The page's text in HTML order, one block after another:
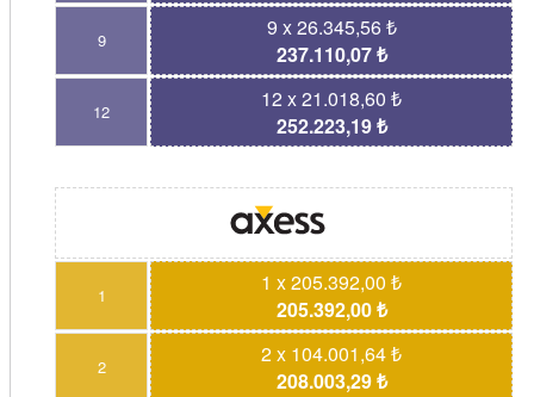
9
9 x 26.345,56 ₺
237.110,07 ₺
12
12 x 21.018,60 ₺
252.223,19 ₺
1
1 x 205.392,00 ₺
205.392,00 ₺
2
2 x 104.001,64 ₺
208.003,29 ₺